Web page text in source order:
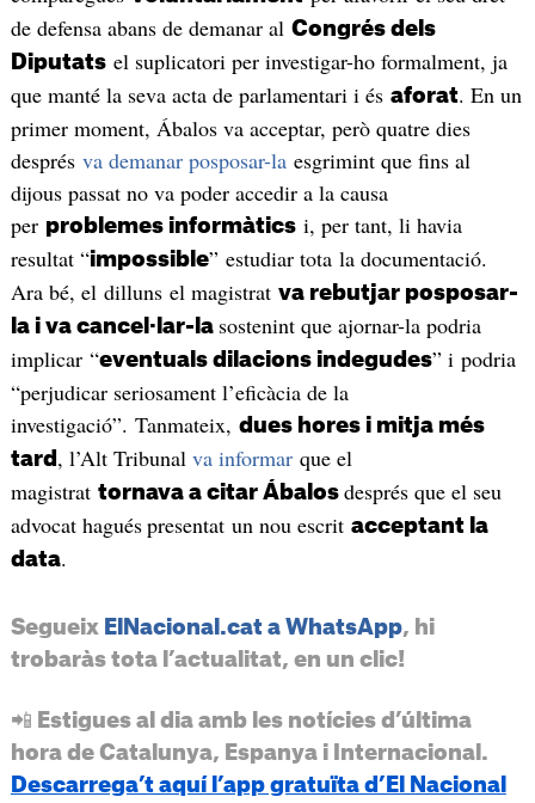
de defensa abans de demanar al Congrés dels
Diputatsel suplicatori per investigar-ho formalment, ja
que manté la seva acta de parlamentari i és aforat. En un
primer moment, Ábalos va acceptar, però quatre dies
després va demanar posposar-laesgrimint que fins al
dijous passat no va poder accedir a la causa
per problemes informàticsi, per tant, li havia
resultat “impossible” estudiar tota la documentació.
Ara bé, el dilluns el magistrat va rebutjar posposar-
la i va cancel·lar-la sostenint que ajornar-la podria
implicar “eventuals dilacions indegudes” i podria
“perjudicar seriosament l’eficàcia de la
investigació”. Tanmateix, dues hores i mitja més
tard , l’Alt Tribunal va informarque el
magistrat tornava a citar Ábalos després que el seu
advocat haguéspresentat un nou escrit acceptant la
data.
Segueix ElNacional.cat a WhatsApp, hi
trobaràs tota l’actualitat, en un clic!
📲 Estigues al dia amb les notícies d’última
hora de Catalunya, Espanya i Internacional.
Descarrega’t aquí l’app gratuïta d’El Nacional